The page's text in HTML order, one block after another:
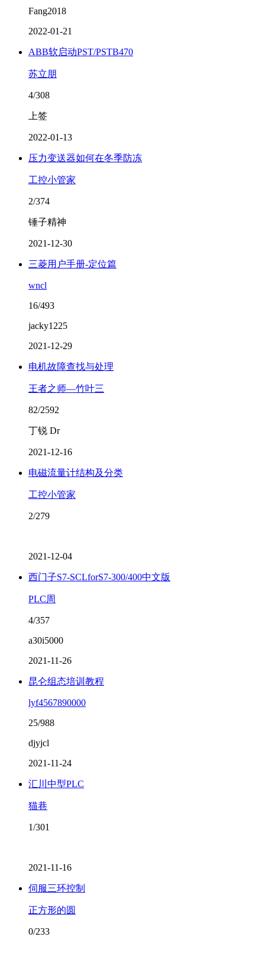
Fang2018
2022-01-21
ABB软启动PST/PSTB470
苏立朋
4/308
上签
2022-01-13
压力变送器如何在冬季防冻
工控小管家
2/374
锤子精神
2021-12-30
三菱用户手册-定位篇
wncl
16/493
jacky1225
2021-12-29
电机故障查找与处理
王者之师—竹叶三
82/2592
丁锐 Dr
2021-12-16
电磁流量计结构及分类
工控小管家
2/279
2021-12-04
西门子S7-SCLforS7-300/400中文版
PLC周
4/357
a30i5000
2021-11-26
昆仑组态培训教程
lyf4567890000
25/988
djyjcl
2021-11-24
汇川中型PLC
猫巷
1/301
2021-11-16
伺服三环控制
正方形的圆
0/233